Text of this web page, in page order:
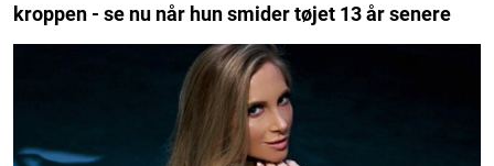
kroppen - se nu når hun smider tøjet 13 år senere